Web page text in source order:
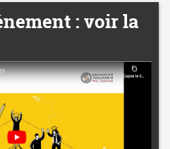
: voir la